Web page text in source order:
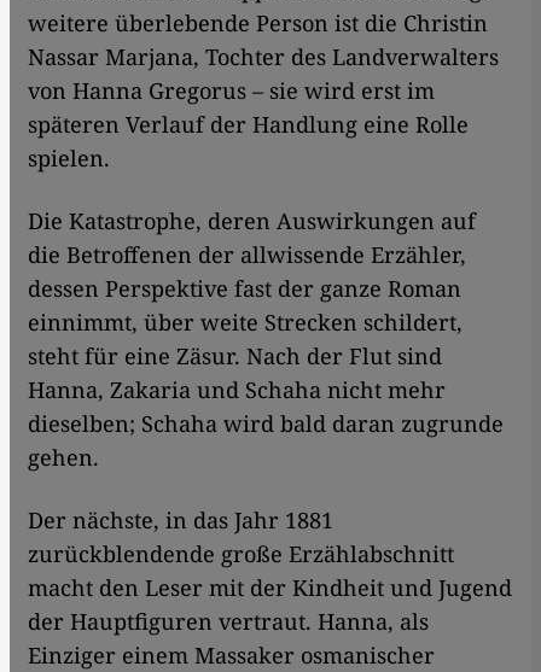
weitere überlebende Person ist die Christin
Nassar Marjana, Tochter des Landverwalters
von Hanna Gregorus – sie wird erst im
späteren Verlauf der Handlung eine Rolle
spielen.
Die Kata­strophe, deren Auswirkungen auf
die Betroffenen der allwissende Erzähler,
dessen Perspektive fast der ganze Roman
einnimmt, über weite Strecken schildert,
steht für eine Zäsur. Nach der Flut sind
Hanna, Zakaria und Schaha nicht mehr
dieselben; Schaha wird bald daran zugrunde
gehen.
Der nächste, in das Jahr 1881
zurückblendende große Erzählabschnitt
macht den Leser mit der Kindheit und Jugend
der Hauptfiguren vertraut. Hanna, als
Einziger einem Massaker osmanischer